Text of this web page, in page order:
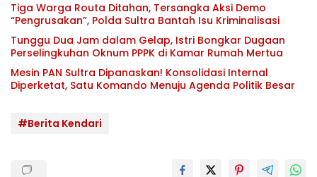
Tiga Warga Routa Ditahan, Tersangka Aksi Demo
“Pengrusakan”, Polda Sultra Bantah Isu Kriminalisasi
Tunggu Dua Jam dalam Gelap, Istri Bongkar Dugaan
Perselingkuhan Oknum PPPK di Kamar Rumah Mertua
Mesin PAN Sultra Dipanaskan! Konsolidasi Internal
Diperketat, Satu Komando Menuju Agenda Politik Besar
#Berita Kendari